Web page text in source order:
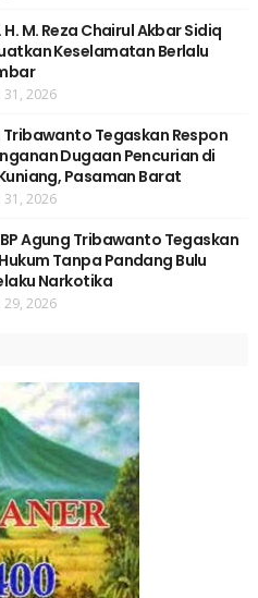
M. Reza Chairul Akbar Sidiq
Keselamatan Berlalu
31, 2026
Tribawanto Tegaskan Respon
Dugaan Pencurian di
Pasaman Barat
31, 2026
Agung Tribawanto Tegaskan
Tanpa Pandang Bulu
Narkotika
29, 2026